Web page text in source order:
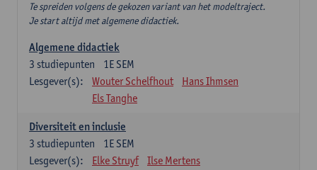
Te spreiden volgens de gekozen variant van het modeltraject.
Je start altijd met algemene didactiek.
Algemene didactiek
1E SEM
3 studiepunten
Lesgever(s):
Wouter Schelfhout
Hans Ihmsen
Els Tanghe
Diversiteit en inclusie
1E SEM
3 studiepunten
Lesgever(s):
Elke Struyf
Ilse Mertens